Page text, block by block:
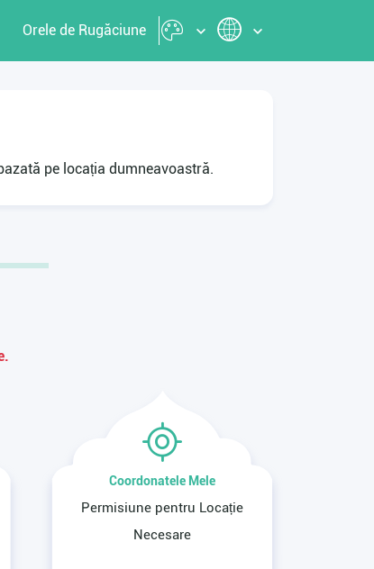
Orele de Rugăciune
pe locația dumneavoastră.
Coordonatele Mele
Permisiune pentru Locație
Necesare